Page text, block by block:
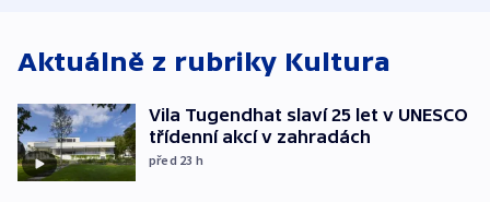
Aktuálně z rubriky Kultura
Vila Tugendhat slaví 25 let v UNESCO
třídenní akcí v zahradách
před 23 h